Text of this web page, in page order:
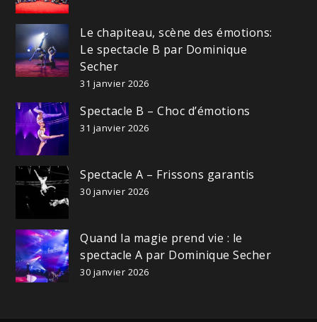
Le chapiteau, scène des émotions:
Le spectacle B par Dominique
Secher
31 janvier 2026
Spectacle B – Choc d’émotions
31 janvier 2026
Spectacle A – Frissons garantis
30 janvier 2026
Quand la magie prend vie : le
spectacle A par Dominique Secher
30 janvier 2026